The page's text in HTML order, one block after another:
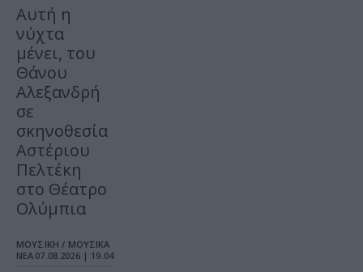
Αυτή η
νύχτα
μένει, του
Θάνου
Αλεξανδρή
σε
σκηνοθεσία
Αστέριου
Πελτέκη
στο Θέατρο
Ολύμπια
ΜΟΥΣΙΚΗ / ΜΟΥΣΙΚΑ
ΝΕΑ 07.08.2026 | 19.04